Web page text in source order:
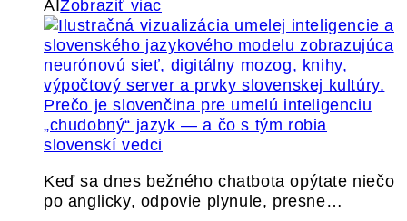
AIZobraziť viac
Prečo je slovenčina pre umelú inteligenciu
„chudobný“ jazyk — a čo s tým robia
slovenskí vedci
Keď sa dnes bežného chatbota opýtate niečo
po anglicky, odpovie plynule, presne…